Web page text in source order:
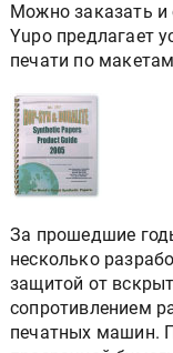
Можно заказать и
Yupo предлагает
печати по
За прошедшие
несколько
защитой от
сопротивлением
печатных машин.